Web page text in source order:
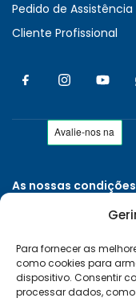
Para fornecer as
como cookies para
dispositivo. Consentir
processar dados,
Pedido de Assistência
Cliente Profissional
As nossas condições
Políticas de Privacidade
Entregas e
Livro de Reclamações